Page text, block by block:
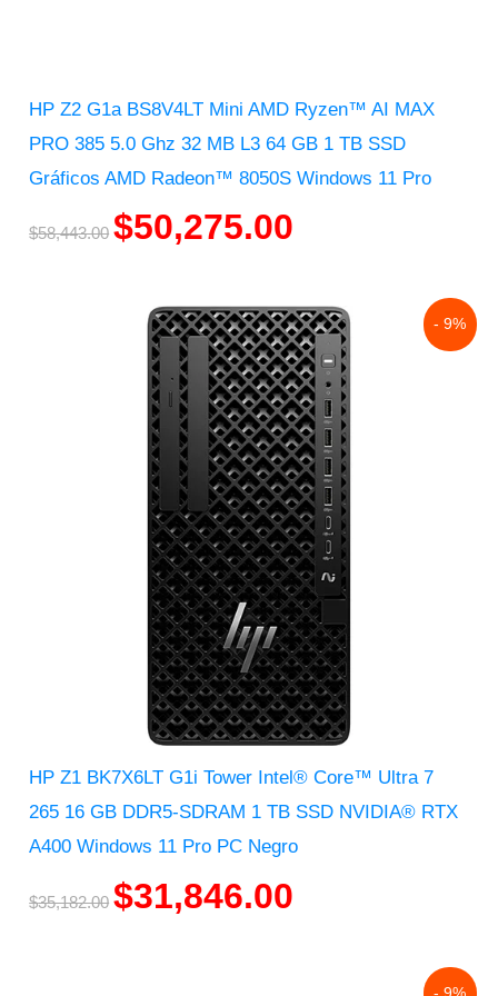
HP Z2 G1a BS8V4LT Mini AMD Ryzen™ AI MAX
PRO 385 5.0 Ghz 32 MB L3 64 GB 1 TB SSD
Gráficos AMD Radeon™ 8050S Windows 11 Pro
$58,443.00 $50,275.00
- 9%
HP Z1 BK7X6LT G1i Tower Intel® Core™ Ultra 7
265 16 GB DDR5-SDRAM 1 TB SSD NVIDIA® RTX
A400 Windows 11 Pro PC Negro
$35,182.00
Original
price
$35,182.00.
$31,846.00
Current
price
is:
$31,846.00.